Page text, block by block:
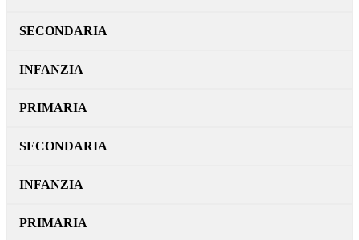
SECONDARIA
INFANZIA
PRIMARIA
SECONDARIA
INFANZIA
PRIMARIA